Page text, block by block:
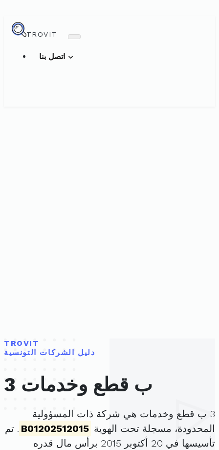
TROVIT
TROVIT
دليل الشركات التونسية
3 ب قطع وخدمات
3 ب قطع وخدمات هي شركة ذات المسؤولية
المحدودة، مسجلة تحت الهوية B01202512015 . تم
تأسيسها في 20 أكتوبر 2015 برأس مال قدره